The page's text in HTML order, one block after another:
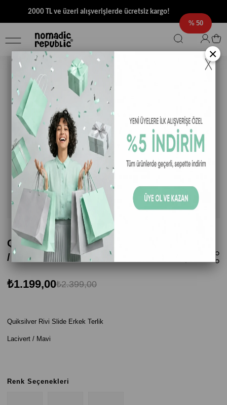
2000 TL ve üzeri alışverişlerde ücretsiz kargo!
50
Quiksilver Rivi Slide Erkek Terlik - Lacivert
/ Mavi
₺2.399,00
₺1.199,00
Quiksilver Rivi Slide Erkek Terlik
Lacivert / Mavi
Renk Seçenekleri
×